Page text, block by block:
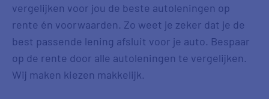
vergelijken voor jou de beste autoleningen op
rente én voorwaarden. Zo weet je zeker dat je de
best passende lening afsluit voor je auto. Bespaar
op de rente door alle autoleningen te vergelijken.
Wij maken kiezen makkelijk.